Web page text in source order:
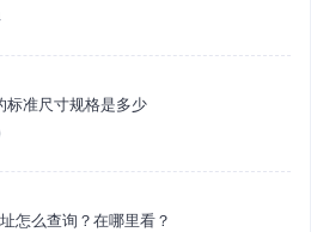
标准尺寸规格是多少
怎么查询？在哪里看？